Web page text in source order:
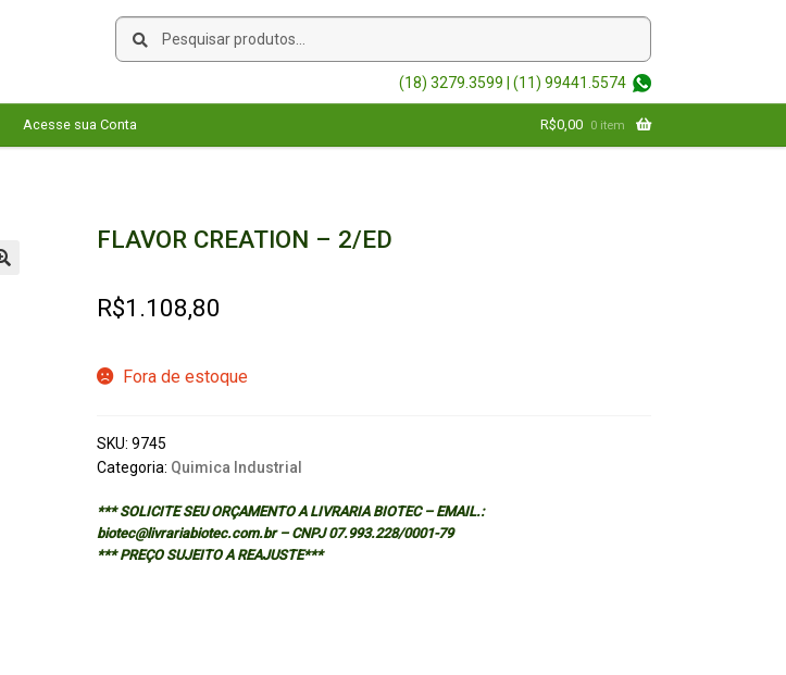
Pesquisar
Pesquisar
(18) 3279.3599 | (11) 99441.5574
Acesse sua Conta R$0,00 0 item
FLAVOR CREATION – 2/ED
R$1.108,80
Fora de estoque
SKU: 9745
Categoria: Quimica Industrial
*** SOLICITE SEU ORÇAMENTO A LIVRARIA BIOTEC – EMAIL.:
biotec@livrariabiotec.com.br – CNPJ 07.993.228/0001-79
*** PREÇO SUJEITO A REAJUSTE***